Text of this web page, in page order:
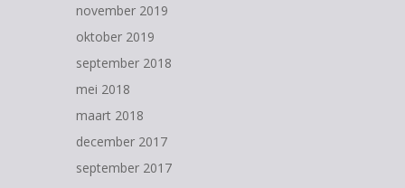
november 2019
oktober 2019
september 2018
mei 2018
maart 2018
december 2017
september 2017